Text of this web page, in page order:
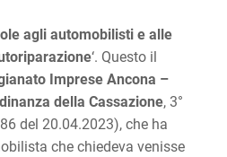
agli automobilisti e alle
‘. Questo il
Imprese Ancona –
della Cassazione, 3°
del 20.04.2023), che ha
che chiedeva venisse